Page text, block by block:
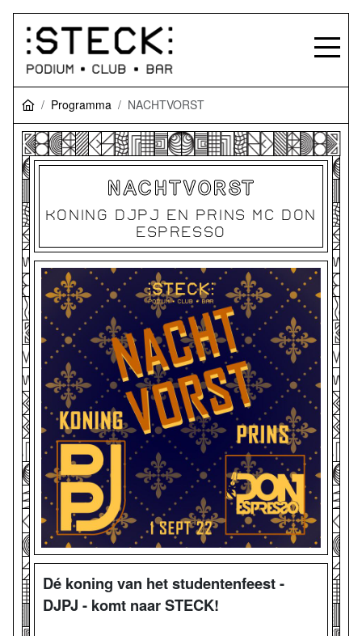
Programma NACHTVORST
NACHTVORST
KONING DJPJ EN PRINS MC DON
ESPRESSO
Dé koning van het studentenfeest -
DJPJ - komt naar STECK!